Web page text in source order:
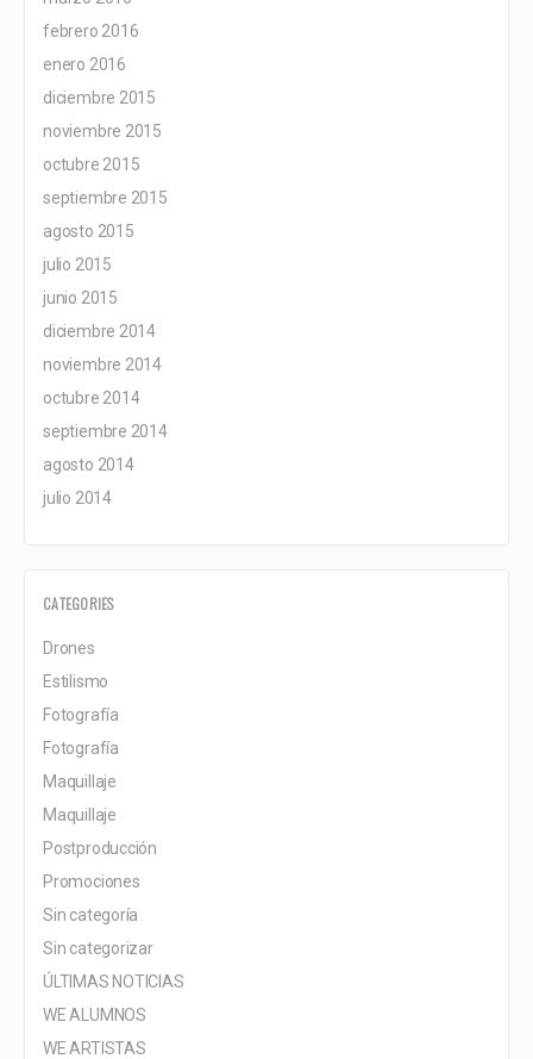
febrero 2016
enero 2016
diciembre 2015
noviembre 2015
octubre 2015
septiembre 2015
agosto 2015
julio 2015
junio 2015
diciembre 2014
noviembre 2014
octubre 2014
septiembre 2014
agosto 2014
julio 2014
CATEGORIES
Drones
Estilismo
Fotografía
Fotografía
Maquillaje
Maquillaje
Postproducción
Promociones
Sin categoría
Sin categorizar
ÚLTIMAS NOTICIAS
WE ALUMNOS
WE ARTISTAS